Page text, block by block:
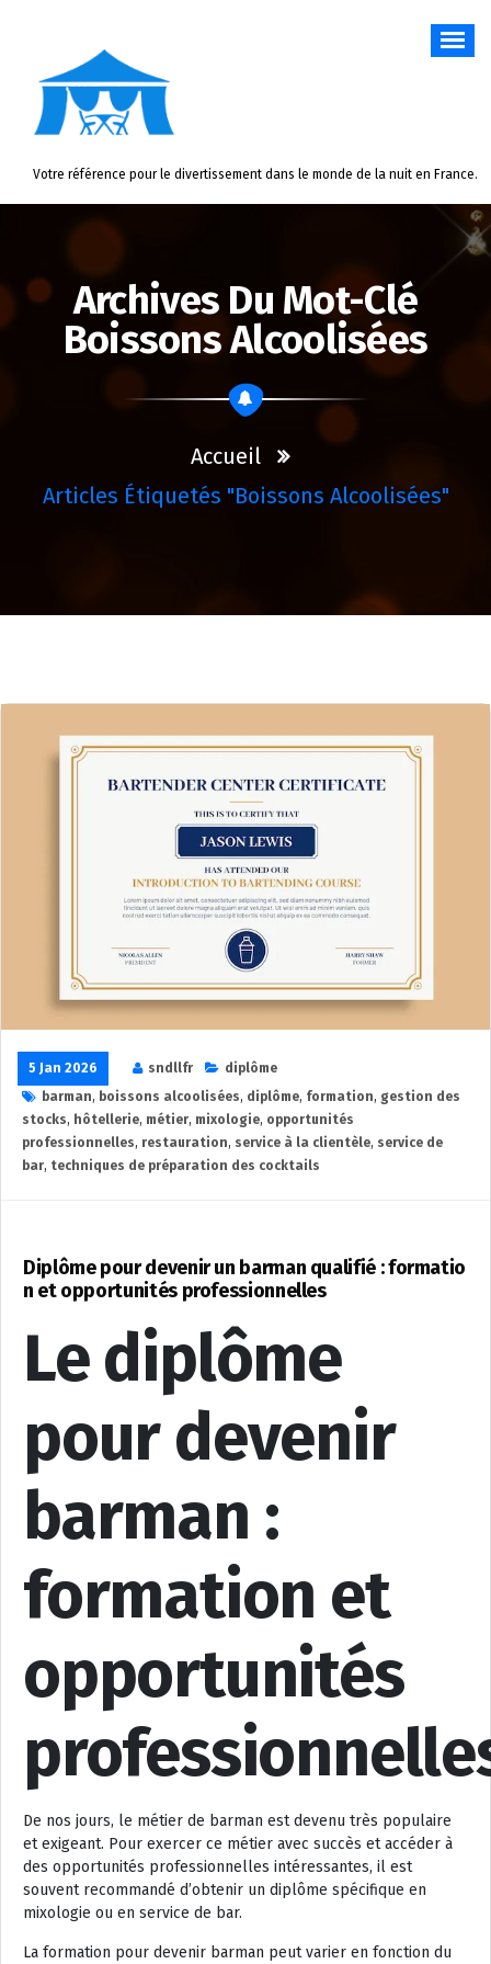
Votre référence pour le divertissement dans le monde de la nuit en France.
Archives Du Mot-Clé
Boissons Alcoolisées
Accueil
Articles Étiquetés "boissons Alcoolisées"
5 Jan 2026 sndllfr
diplôme
barman, boissons alcoolisées, diplôme, formation, gestion des
stocks, hôtellerie, métier, mixologie, opportunités
professionnelles, restauration, service à la clientèle, service de
bar, techniques de préparation des cocktails
Diplôme pour devenir un barman qualifié : formatio
n et opportunités professionnelles
Le diplôme
pour devenir
barman :
formation et
opportunités
De nos jours, le métier de barman est devenu très populaire
et exigeant. Pour exercer ce métier avec succès et accéder à
des opportunités professionnelles intéressantes, il est
souvent recommandé d’obtenir un diplôme spécifique en
mixologie ou en service de bar.
La formation pour devenir barman peut varier en fonction du